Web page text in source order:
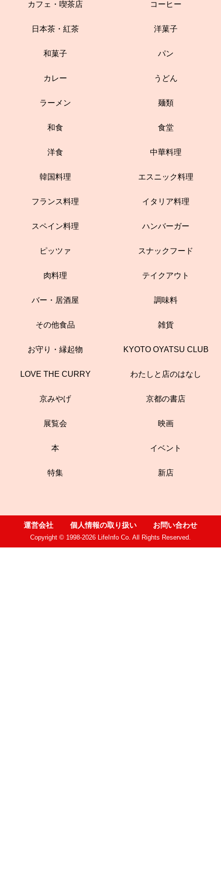
カフェ・喫茶店 コーヒー
日本茶・紅茶 洋菓子
和菓子 パン
カレー うどん
ラーメン 麺類
和食 食堂
洋食 中華料理
韓国料理 エスニック料理
フランス料理 イタリア料理
スペイン料理 ハンバーガー
ピッツァ スナックフード
肉料理 テイクアウト
バー・居酒屋 調味料
その他食品 雑貨
お守り・縁起物 KYOTO OYATSU CLUB
LOVE THE CURRY わたしと店のはなし
京みやげ 京都の書店
展覧会 映画
本 イベント
特集 新店
運営会社 個人情報の取り扱い お問い合わせ
Copyright © 1998-2026 LifeInfo Co. All Rights Reserved.